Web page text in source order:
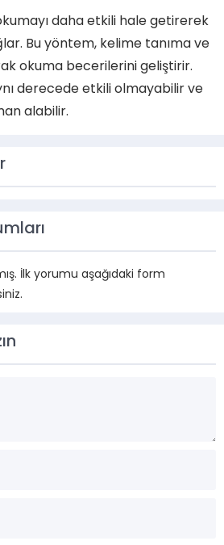
daha etkili hale getirerek
Bu yöntem, kelime tanıma ve
okuma becerilerini geliştirir.
derecede etkili olmayabilir ve
alabilir.
İlk yorumu aşağıdaki form